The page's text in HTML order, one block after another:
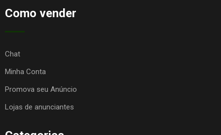
Como vender
Chat
Minha Conta
Promova seu Anúncio
Lojas de anunciantes